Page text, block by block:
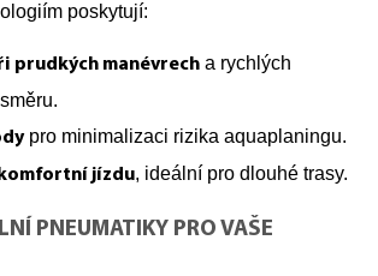
poskytují:
prudkých manévrech a rychlých
pro minimalizaci rizika aquaplaningu.
jízdu, ideální pro dlouhé trasy.
PNEUMATIKY PRO VAŠE